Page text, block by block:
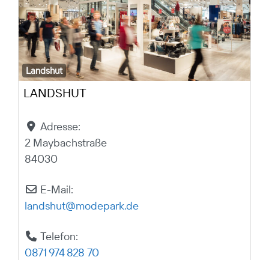
Landshut
LANDSHUT
Adresse:
2 Maybachstraße
84030
E-Mail:
landshut@modepark.de
Telefon:
0871 974 828 70